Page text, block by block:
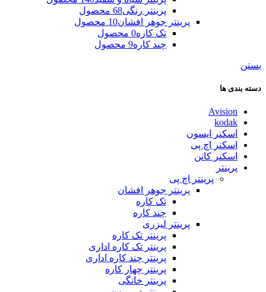
پرینتر رنگی68 محصول
پرینتر جوهر افشان10 محصول
تک کاره0 محصول
چند کاره9 محصول
بستن
دسته بندی ها
Avision
kodak
اسکنر اپسون
اسکنر اچ پی
اسکنر کانن
پرینتر
پرینتر اچ پی
پرینتر جوهر افشان
تک کاره
چند کاره
پرینتر لیزری
پرینتر تک کاره
پرینتر تک کاره اداری
پرینتر چند کاره اداری
پرینتر چهار کاره
پرینتر خانگی